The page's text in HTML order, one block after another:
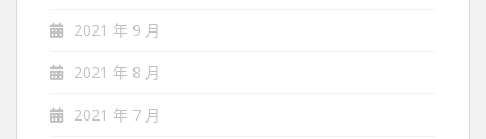
2021 年 9 月
2021 年 8 月
2021 年 7 月